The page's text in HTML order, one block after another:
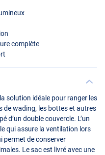
complète
solution idéale pour ranger les
de wading, les bottes et autres
d’un double couvercle. L’un
qui assure la ventilation lors
permet de conserver
Le sac est livré avec une